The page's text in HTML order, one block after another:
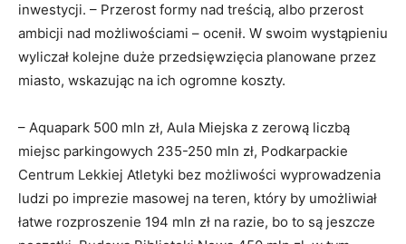
inwestycji. – Przerost formy nad treścią, albo przerost
ambicji nad możliwościami – ocenił. W swoim wystąpieniu
wyliczał kolejne duże przedsięwzięcia planowane przez
miasto, wskazując na ich ogromne koszty.
– Aquapark 500 mln zł, Aula Miejska z zerową liczbą
miejsc parkingowych 235-250 mln zł, Podkarpackie
Centrum Lekkiej Atletyki bez możliwości wyprowadzenia
ludzi po imprezie masowej na teren, który by umożliwiał
łatwe rozproszenie 194 mln zł na razie, bo to są jeszcze